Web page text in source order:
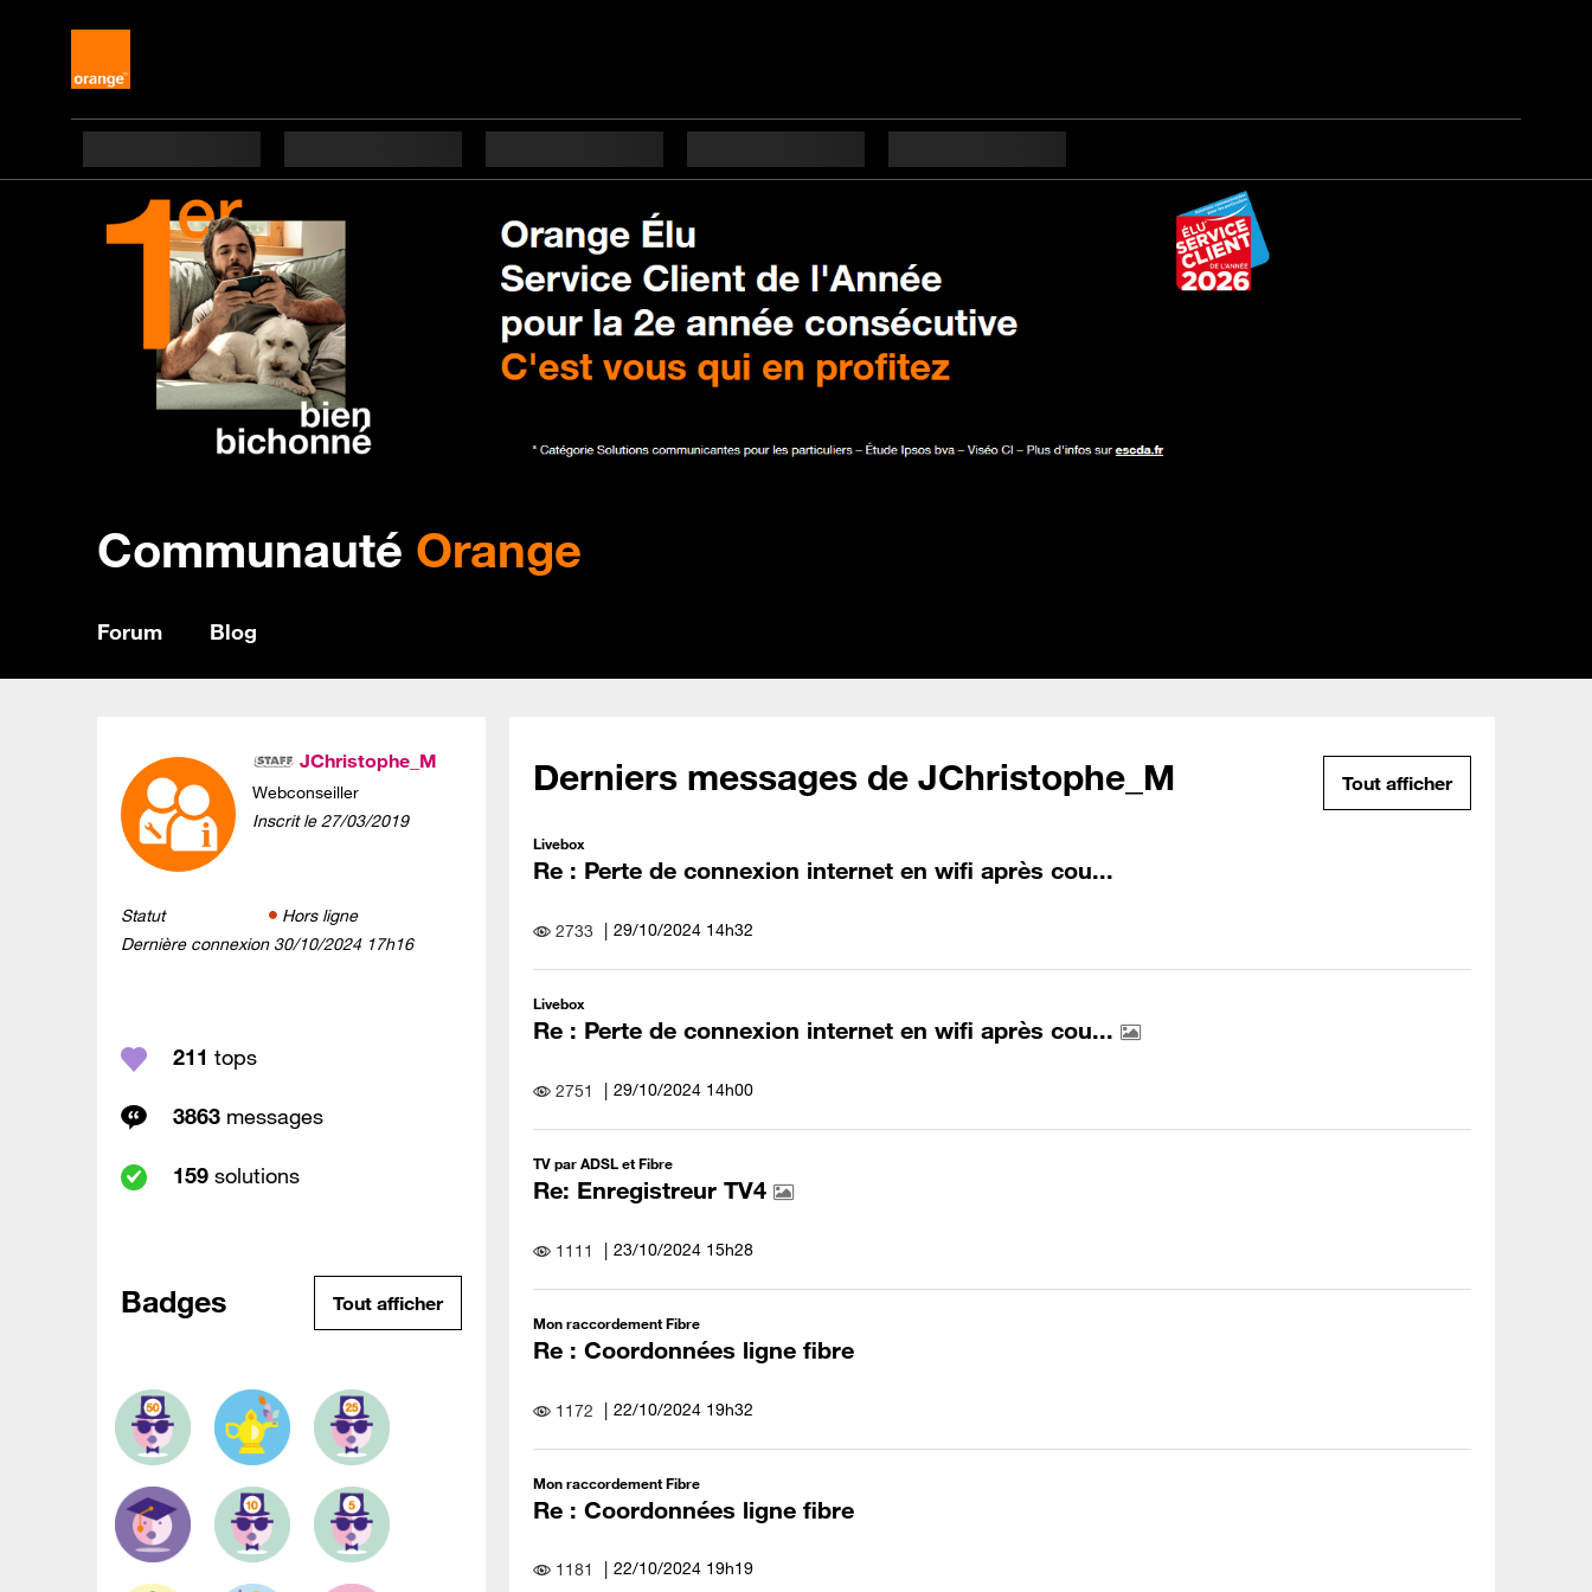
Communauté Orange
Forum Blog
JChristophe_M
Webconseiller
Inscrit le‎27/03/2019
Statut
Hors ligne
Dernière connexion ‎30/10/2024 17h16
211 tops
3863 messages
159 solutions
Badges Tout afficher
Derniers messages de JChristophe_M Tout afficher
Livebox
Re : Perte de connexion internet en wifi après cou...
2733 ‎29/10/2024 14h32
Livebox
Re : Perte de connexion internet en wifi après cou...
2751 ‎29/10/2024 14h00
TV par ADSL et Fibre
Re: Enregistreur TV4
1111 ‎23/10/2024 15h28
Mon raccordement Fibre
Re : Coordonnées ligne fibre
1172 ‎22/10/2024 19h32
Mon raccordement Fibre
Re : Coordonnées ligne fibre
1181 ‎22/10/2024 19h19